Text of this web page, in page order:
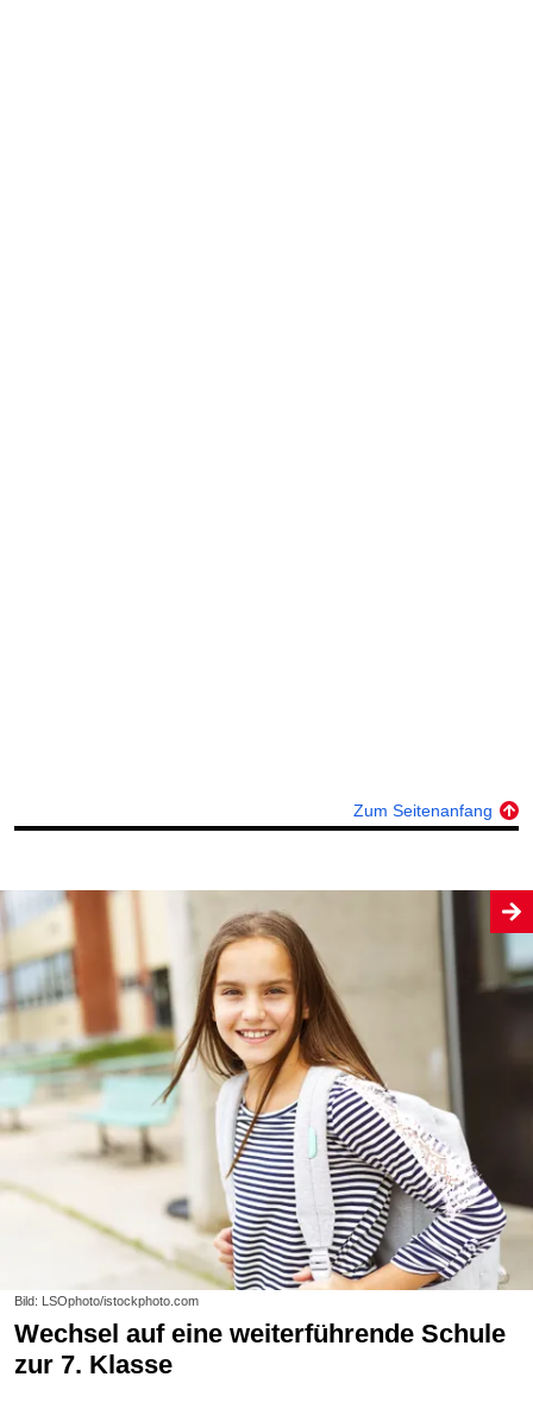
Zum Seitenanfang
Bild: LSOphoto/istockphoto.com
Wechsel auf eine weiterführende Schule
zur 7. Klasse